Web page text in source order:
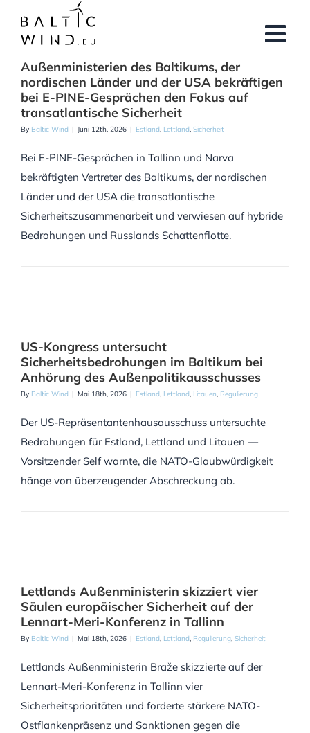
content
Außenministerien des Baltikums, der
nordischen Länder und der USA bekräftigen
bei E-PINE-Gesprächen den Fokus auf
transatlantische Sicherheit
By Baltic Wind | Juni 12th, 2026 | Estland, Lettland, Sicherheit
Bei E-PINE-Gesprächen in Tallinn und Narva
bekräftigten Vertreter des Baltikums, der nordischen
Länder und der USA die transatlantische
Sicherheitszusammenarbeit und verwiesen auf hybride
Bedrohungen und Russlands Schattenflotte.
US-Kongress untersucht
Sicherheitsbedrohungen im Baltikum bei
Anhörung des Außenpolitikausschusses
By Baltic Wind | Mai 18th, 2026 | Estland, Lettland, Litauen, Regulierung
Der US-Repräsentantenhausausschuss untersuchte
Bedrohungen für Estland, Lettland und Litauen —
Vorsitzender Self warnte, die NATO-Glaubwürdigkeit
hänge von überzeugender Abschreckung ab.
Lettlands Außenministerin skizziert vier
Säulen europäischer Sicherheit auf der
Lennart-Meri-Konferenz in Tallinn
By Baltic Wind | Mai 18th, 2026 | Estland, Lettland, Regulierung, Sicherheit
Lettlands Außenministerin Braže skizzierte auf der
Lennart-Meri-Konferenz in Tallinn vier
Sicherheitsprioritäten und forderte stärkere NATO-
Ostflankenpräsenz und Sanktionen gegen die